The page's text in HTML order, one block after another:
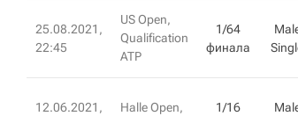
25.08.2021,
22:45
US Open,
Qualification
ATP
1/64
финала
12.06.2021,
Halle Open,
1/16